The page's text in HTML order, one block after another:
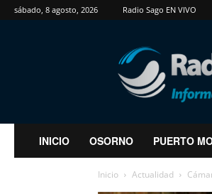
sábado, 8 agosto, 2026 Radio Sago EN VIVO
RadioSago
INICIO OSORNO PUERTO
Inicio Actualidad